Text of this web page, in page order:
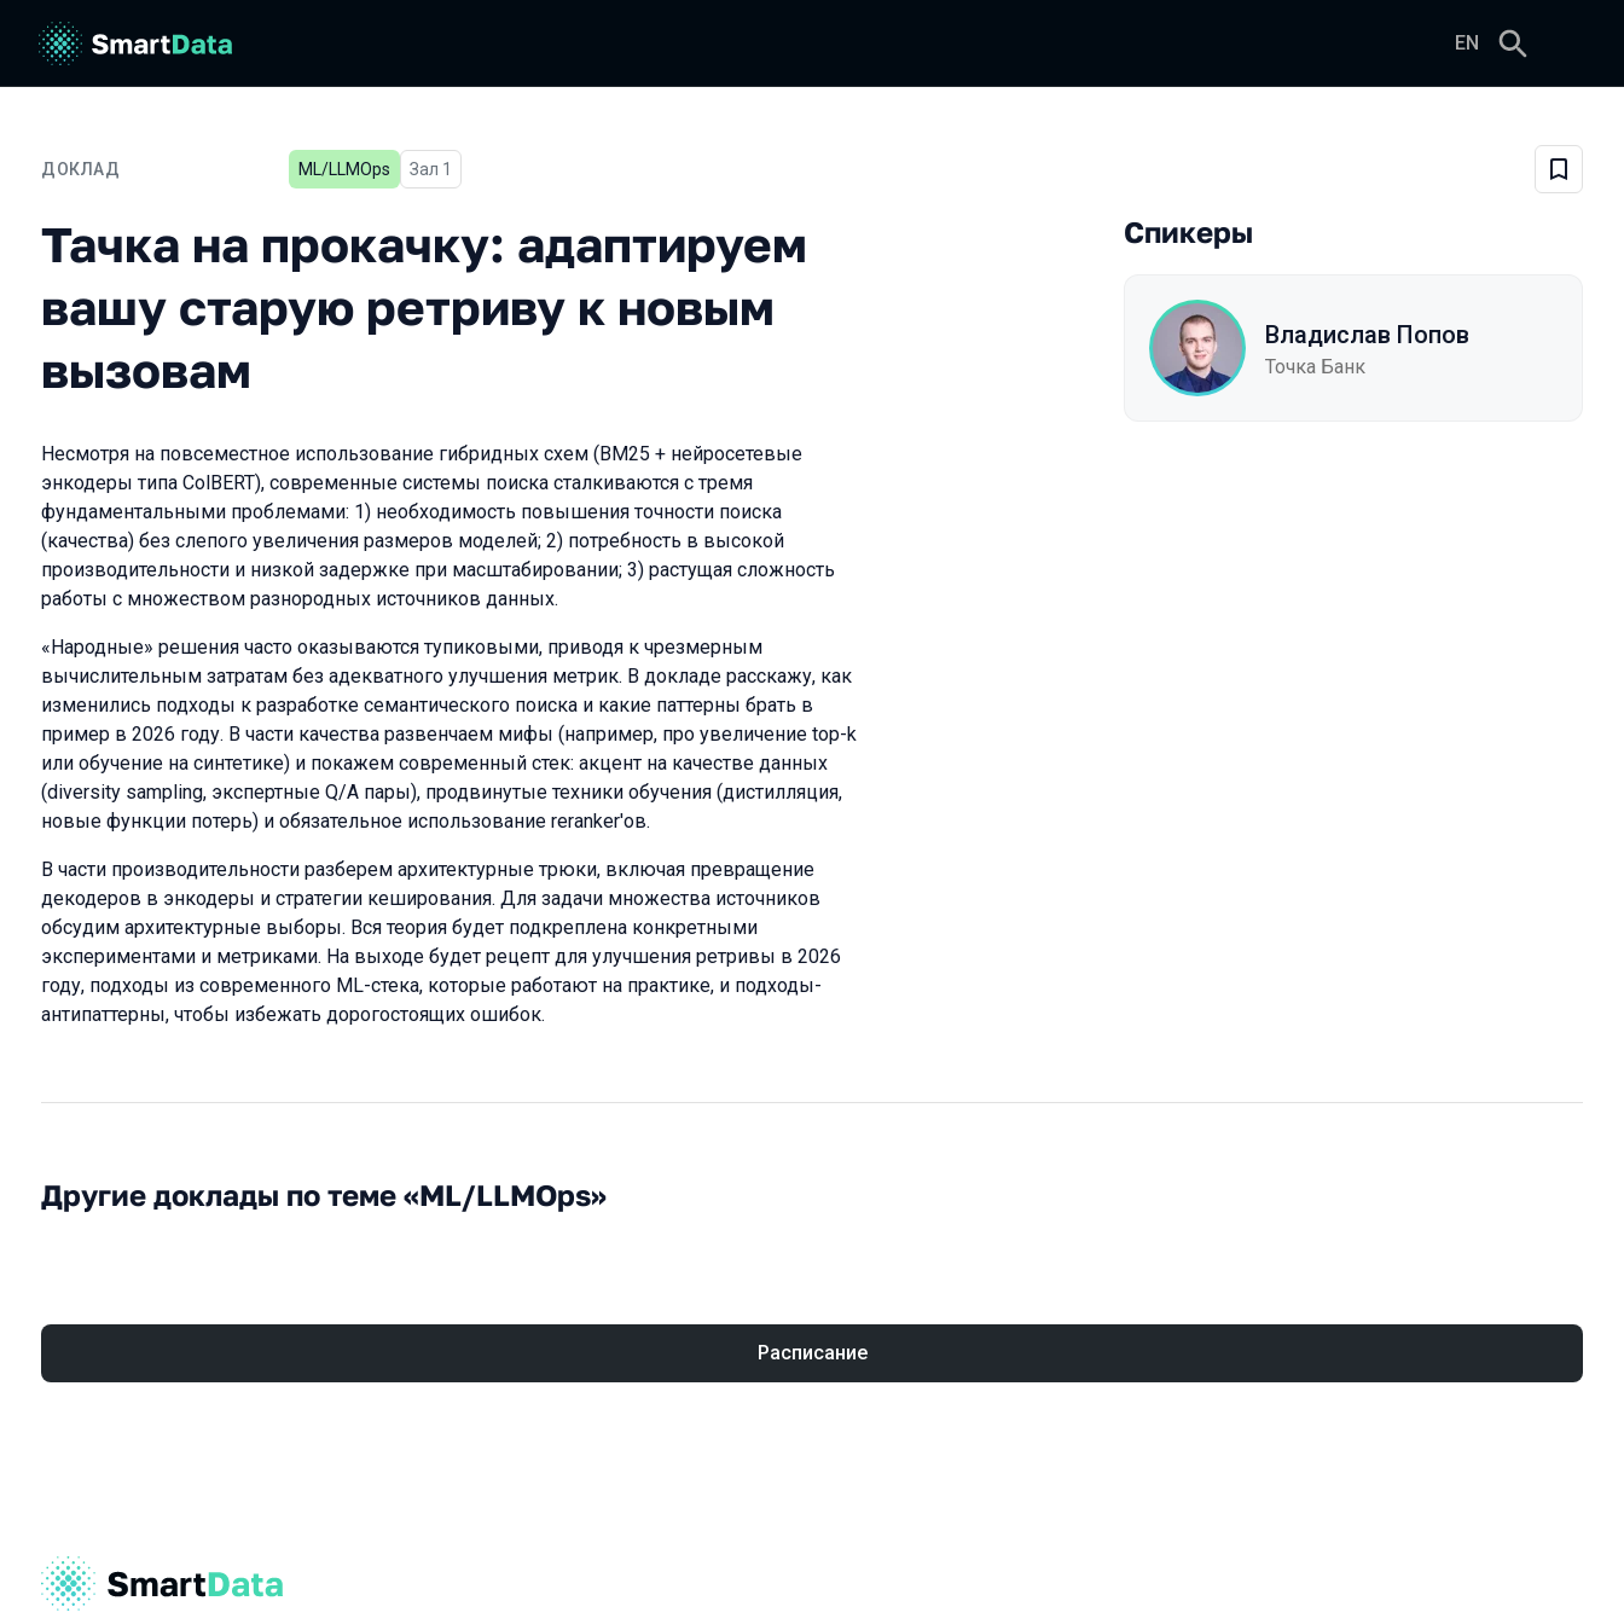
EN
ДОКЛАД
Тачка на прокачку: адаптируем вашу старую ретриву к новым вызовам
ML/LLMOps Зал 1
Тачка на прокачку: адаптируем
вашу старую ретриву к новым
вызовам
Несмотря на повсеместное использование гибридных схем (BM25 + нейросетевые
энкодеры типа ColBERT), современные системы поиска сталкиваются с тремя
фундаментальными проблемами: 1) необходимость повышения точности поиска
(качества) без слепого увеличения размеров моделей; 2) потребность в высокой
производительности и низкой задержке при масштабировании; 3) растущая сложность
работы с множеством разнородных источников данных.
«Народные» решения часто оказываются тупиковыми, приводя к чрезмерным
вычислительным затратам без адекватного улучшения метрик. В докладе расскажу, как
изменились подходы к разработке семантического поиска и какие паттерны брать в
пример в 2026 году. В части качества развенчаем мифы (например, про увеличение top-k
или обучение на синтетике) и покажем современный стек: акцент на качестве данных
(diversity sampling, экспертные Q/A пары), продвинутые техники обучения (дистилляция,
новые функции потерь) и обязательное использование reranker'ов.
В части производительности разберем архитектурные трюки, включая превращение
декодеров в энкодеры и стратегии кеширования. Для задачи множества источников
обсудим архитектурные выборы. Вся теория будет подкреплена конкретными
экспериментами и метриками. На выходе будет рецепт для улучшения ретривы в 2026
году, подходы из современного ML-стека, которые работают на практике, и подходы-
антипаттерны, чтобы избежать дорогостоящих ошибок.
Спикеры
Владислав Попов
Точка Банк
Другие доклады по теме «ML/LLMOps»
Расписание